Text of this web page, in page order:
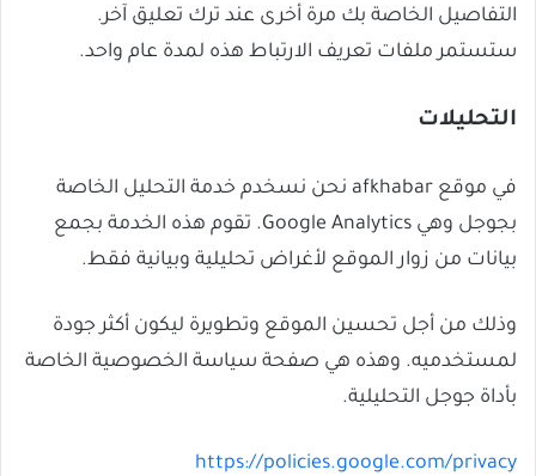
التفاصيل الخاصة بك مرة أخرى عند ترك تعليق آخر.
ستستمر ملفات تعريف الارتباط هذه لمدة عام واحد.
التحليلات
في موقع afkhabar نحن نسخدم خدمة التحليل الخاصة
بجوجل وهي Google Analytics. تقوم هذه الخدمة بجمع
بيانات من زوار الموقع لأغراض تحليلية وبيانية فقط.
وذلك من أجل تحسين الموقع وتطويرة ليكون أكثر جودة
لمستخدميه. وهذه هي صفحة سياسة الخصوصية الخاصة
بأداة جوجل التحليلية.
https://policies.google.com/privacy